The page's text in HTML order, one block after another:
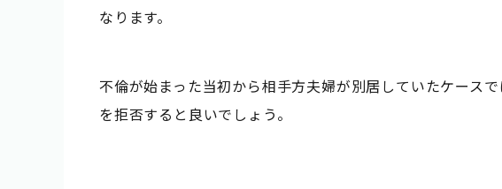
なります。
不倫が始まった当初から相手方夫婦が別居していたケース
を拒否すると良いでしょう。